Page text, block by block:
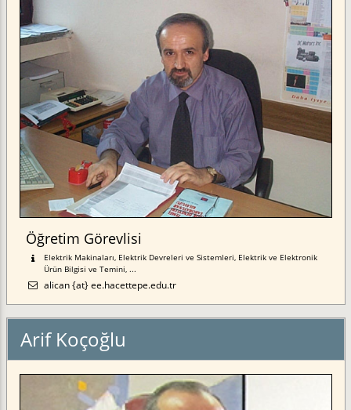
Öğretim Görevlisi
Elektrik Makinaları, Elektrik Devreleri ve Sistemleri, Elektrik ve Elektronik
Ürün Bilgisi ve Temini, ...
alican {at} ee.hacettepe.edu.tr
Arif Koçoğlu